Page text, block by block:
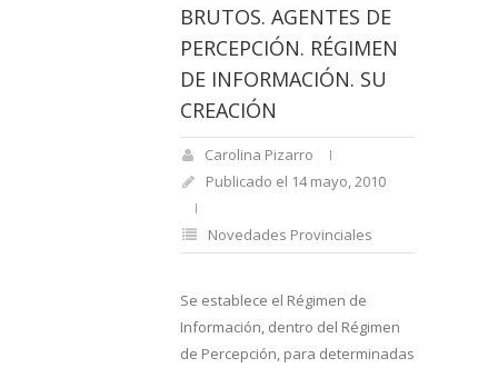
BRUTOS. AGENTES DE
PERCEPCIÓN. RÉGIMEN
DE INFORMACIÓN. SU
CREACIÓN
Carolina Pizarro
Publicado el 14 mayo, 2010
Novedades Provinciales
Se establece el Régimen de
Información, dentro del Régimen
de Percepción, para determinadas